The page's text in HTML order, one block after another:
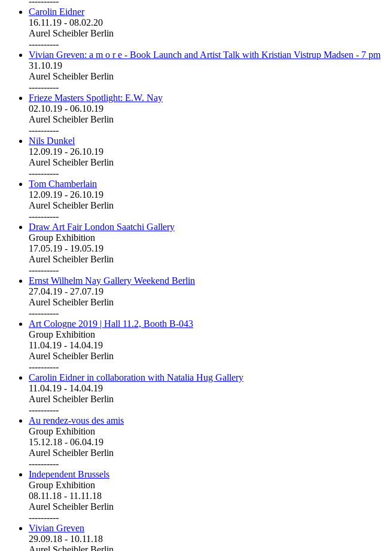
Carolin Eidner
16.11.19 - 08.02.20
Aurel Scheibler Berlin
----------
Vivian Greven: a m o r e - Book Launch and Artist Talk with Kristian Vistrup Madsen - 7 pm
31.10.19
Aurel Scheibler Berlin
----------
Frieze Masters Spotlight: E.W. Nay
02.10.19 - 06.10.19
Aurel Scheibler Berlin
----------
Nils Dunkel
12.09.19 - 26.10.19
Aurel Scheibler Berlin
----------
Tom Chamberlain
12.09.19 - 26.10.19
Aurel Scheibler Berlin
----------
Draw Art Fair London Saatchi Gallery
Group Exhibition
17.05.19 - 19.05.19
Aurel Scheibler Berlin
----------
Ernst Wilhelm Nay Gallery Weekend Berlin
27.04.19 - 27.07.19
Aurel Scheibler Berlin
----------
Art Cologne 2019 | Hall 11.2, Booth B-043
Group Exhibition
11.04.19 - 14.04.19
Aurel Scheibler Berlin
----------
Carolin Eidner in collaboration with Natalia Hug Gallery
11.04.19 - 14.04.19
Aurel Scheibler Berlin
----------
Au rendez-vous des amis
Group Exhibition
15.12.18 - 06.04.19
Aurel Scheibler Berlin
----------
Independent Brussels
Group Exhibition
08.11.18 - 11.11.18
Aurel Scheibler Berlin
----------
Vivian Greven
29.09.18 - 10.11.18